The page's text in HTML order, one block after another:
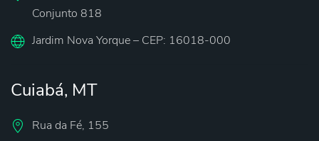
Conjunto 818
Jardim Nova Yorque – CEP: 16018-000
Cuiabá, MT
Rua da Fé, 155